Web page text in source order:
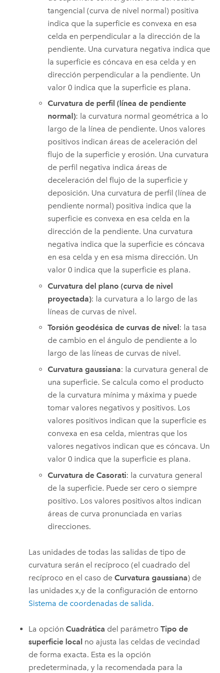
tangencial (curva de nivel normal) positiva
indica que la superficie es convexa en esa
celda en perpendicular a la dirección de la
pendiente. Una curvatura negativa indica que
la superficie es cóncava en esa celda y en
dirección perpendicular a la pendiente. Un
valor 0 indica que la superficie es plana.
Curvatura de perfil (línea de pendiente
normal): la curvatura normal geométrica a lo
largo de la línea de pendiente. Unos valores
positivos indican áreas de aceleración del
flujo de la superficie y erosión. Una curvatura
de perfil negativa indica áreas de
deceleración del flujo de la superficie y
deposición. Una curvatura de perfil (línea de
pendiente normal) positiva indica que la
superficie es convexa en esa celda en la
dirección de la pendiente. Una curvatura
negativa indica que la superficie es cóncava
en esa celda y en esa misma dirección. Un
valor 0 indica que la superficie es plana.
Curvatura del plano (curva de nivel
proyectada): la curvatura a lo largo de las
líneas de curvas de nivel.
Torsión geodésica de curvas de nivel : la tasa
de cambio en el ángulo de pendiente a lo
largo de las líneas de curvas de nivel.
Curvatura gaussiana: la curvatura general de
una superficie. Se calcula como el producto
de la curvatura mínima y máxima y puede
tomar valores negativos y positivos. Los
valores positivos indican que la superficie es
convexa en esa celda, mientras que los
valores negativos indican que es cóncava. Un
valor 0 indica que la superficie es plana.
Curvatura de Casorati: la curvatura general
de la superficie. Puede ser cero o siempre
positivo. Los valores positivos altos indican
áreas de curva pronunciada en varias
direcciones.
Las unidades de todas las salidas de tipo de
curvatura serán el recíproco (el cuadrado del
recíproco en el caso deCurvatura gaussiana) de
las unidades x,y de la configuración de entorno
Sistema de coordenadas de salida.
La opciónCuadrática del parámetroTipo de
superficie local no ajusta las celdas de vecindad
de forma exacta. Esta es la opción
predeterminada, y la recomendada para la